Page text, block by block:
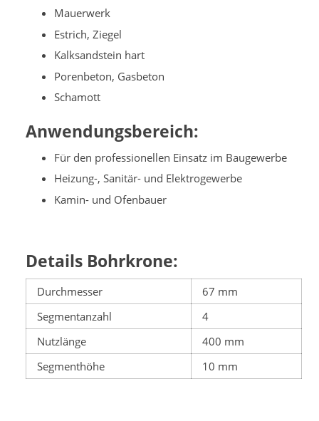
Mauerwerk
Estrich, Ziegel
Kalksandstein hart
Porenbeton, Gasbeton
Schamott
Anwendungsbereich:
Für den professionellen Einsatz im Baugewerbe
Heizung-, Sanitär- und Elektrogewerbe
Kamin- und Ofenbauer
Details Bohrkrone:
Durchmesser
67 mm
Segmentanzahl
4
Nutzlänge
400 mm
Segmenthöhe
10 mm